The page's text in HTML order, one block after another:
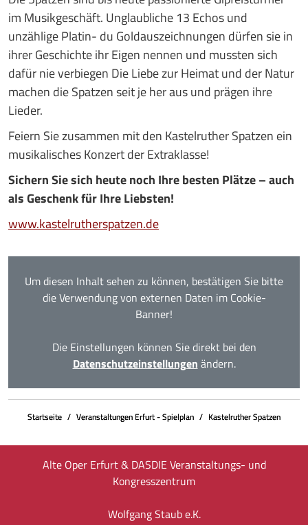
Um diesen Inhalt sehen zu können, bestätigen Sie bitte
die Verwendung von externen Daten im Cookie-
Banner!
Die Einstellungen können Sie direkt bei den
Datenschutzeinstellungen ändern.
im Musikgeschäft. Unglaubliche 13 Echos und
unzählige Platin- du Goldauszeichnungen dürfen sie in
ihrer Geschichte ihr Eigen nennen und mussten sich
dafür nie verbiegen Die Liebe zur Heimat und der Natur
machen die Spatzen seit je her aus und prägen ihre
Lieder.
Feiern Sie zusammen mit den Kastelruther Spatzen ein
musikalisches Konzert der Extraklasse!
Sichern Sie sich heute noch Ihre besten Plätze – auch
als Geschenk für Ihre Liebsten!
www.kastelrutherspatzen.de
Startseite Veranstaltungen Erfurt - Spielplan Kastelruther Spatzen
Alte Oper Erfurt & DASDIE Veranstaltungs- und
Kongresszentrum
Wolfgang Staub e.K.